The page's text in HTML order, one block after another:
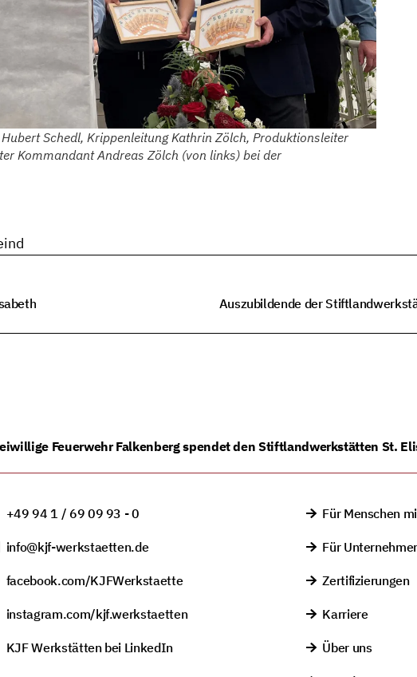
Schedl, Krippenleitung Kathrin Zölch, Produktionsleiter
Kommandant Andreas Zölch (von links) bei der
Auszubildende der
Feuerwehr Falkenberg spendet den Stiftlandwerkstätten St.
+49 94 1 / 69 09 93 - 0
info@kjf-werkstaetten.de
facebook.com/KJFWerkstaette
instagram.com/kjf.werkstaetten
KJF Werkstätten bei LinkedIn
Für Menschen
Für
Zertifizierungen
Karriere
Über uns